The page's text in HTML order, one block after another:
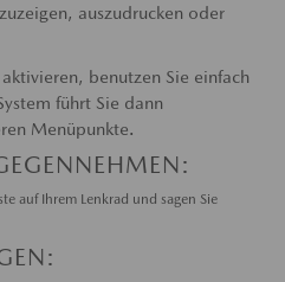
auszudrucken oder
benutzen Sie einfach
führt Sie dann
Menüpunkte.
auf Ihrem Lenkrad und sagen Sie